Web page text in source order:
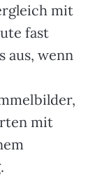
mit
fast
aus, wenn
mit